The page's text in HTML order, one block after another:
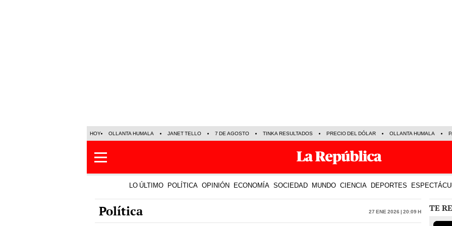
HOY OLLANTA HUMALA JANET TELLO 7 DE AGOSTO TINKA RESULTADOS PRECIO DEL DÓLAR OLLANTA HUMALA
LO ÚLTIMO POLÍTICA OPINIÓN ECONOMÍA SOCIEDAD MUNDO CIENCIA DEPORTES
Política 27 Ene 2026 | 20:09 h TE